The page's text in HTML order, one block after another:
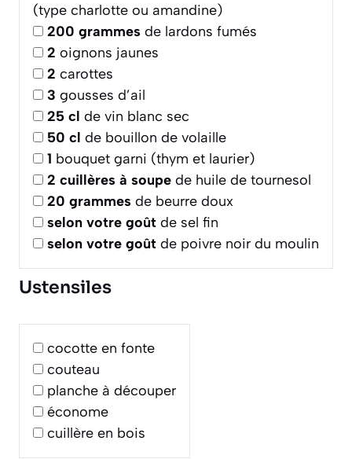
(type charlotte ou amandine)
200 grammes de lardons fumés
2 oignons jaunes
2 carottes
3 gousses d’ail
25 cl de vin blanc sec
50 cl de bouillon de volaille
1 bouquet garni (thym et laurier)
2 cuillères à soupe de huile de tournesol
20 grammes de beurre doux
selon votre goût de sel fin
selon votre goût de poivre noir du moulin
Ustensiles
cocotte en fonte
couteau
planche à découper
économe
cuillère en bois